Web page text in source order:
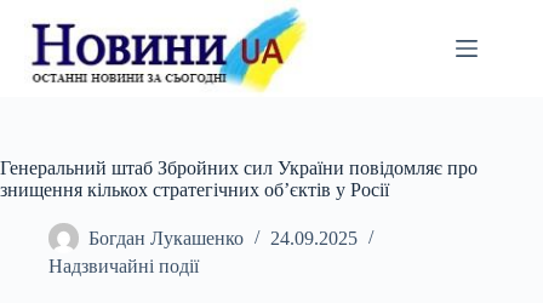
вмісту
Генеральний штаб Збройних сил України повідомляє про
знищення кількох стратегічних об’єктів у Росії
Богдан Лукашенко
24.09.2025
Надзвичайні події